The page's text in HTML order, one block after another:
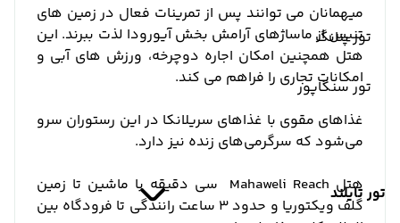
تور پنانگ
تور سنگاپور
تور تایلند
میهمانان می توانند پس از تمرینات فعال در زمین های
تنیس از ماساژهای آرامش بخش آیورودا لذت ببرند. این
هتل همچنین امکان اجاره دوچرخه، ورزش های آبی و
امکانات تجاری را فراهم می کند.
غذاهای مقوی با غذاهای سریلانکا در این رستوران سرو
می‌شود که سرگرمی‌های زنده نیز دارد.
هتل Mahaweli Reach سی دقیقه با ماشین تا زمین
گلف ویکتوریا و حدود 3 ساعت رانندگی تا فرودگاه بین